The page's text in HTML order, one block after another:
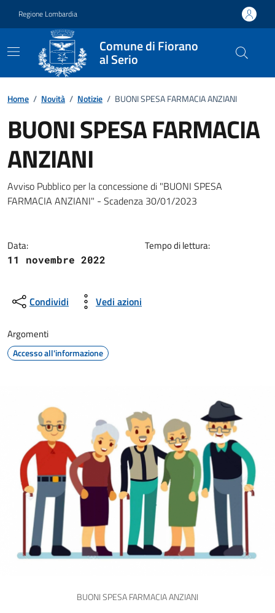
Regione Lombardia
Comune di Fiorano
al Serio
Home / Novità / Notizie / BUONI SPESA FARMACIA ANZIANI
BUONI SPESA FARMACIA
ANZIANI
Dettagli della notizia
Avviso Pubblico per la concessione di "BUONI SPESA
FARMACIA ANZIANI" - Scadenza 30/01/2023
Data:
11 novembre 2022
Tempo di lettura:
Condividi Vedi azioni
Argomenti
Accesso all'informazione
BUONI SPESA FARMACIA ANZIANI